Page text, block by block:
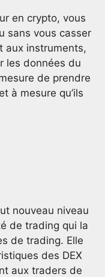
en crypto, vous
sans vous casser
aux instruments,
les données du
de prendre
à mesure qu’ils
nouveau niveau
de trading qui la
de trading. Elle
des DEX
aux traders de